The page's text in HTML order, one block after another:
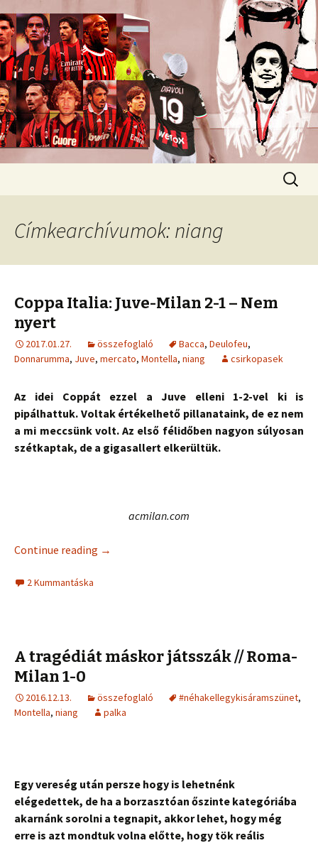
diavoli
Romokban heverő blog egy romokban
heverő csapatról.
Címkearchívumok: niang
Coppa Italia: Juve-Milan 2-1 – Nem
nyert
2017.01.27. összefoglaló Bacca, Deulofeu,
Donnarumma, Juve, mercato, Montella, niang csirkopasek
Az idei Coppát ezzel a Juve elleni 1-2-vel ki is
pipálhattuk. Voltak értékelhető pillanataink, de ez nem
a mi meccsünk volt. Az első félidőben nagyon súlyosan
szétkaptak, de a gigasallert elkerültük.
acmilan.com
Continue reading →
2 Kummantáska
A tragédiát máskor játsszák // Roma-
Milan 1-0
2016.12.13. összefoglaló #néhakellegykisáramszünet,
Montella, niang palka
Egy vereség után persze hogy is lehetnénk
elégedettek, de ha a borzasztóan őszinte kategóriába
akarnánk sorolni a tegnapit, akkor lehet, hogy még
erre is azt mondtuk volna előtte, hogy tök reális